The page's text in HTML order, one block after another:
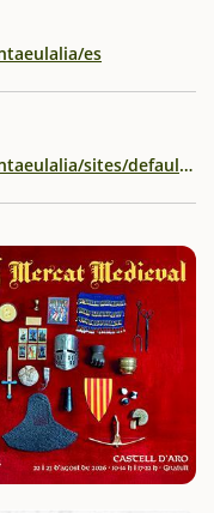
es
https://www.barcelona.cat/santaeulalia/sites/default/files/2026-02/programa_santa_eulalia_2026.pdf